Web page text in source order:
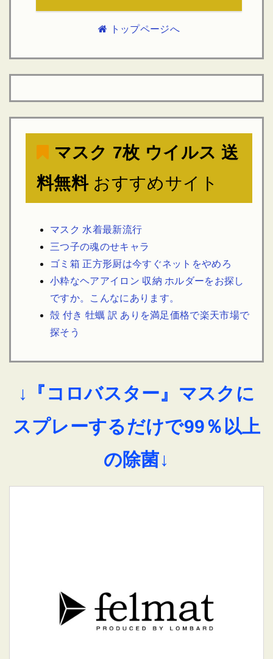
トップページへ
マスク 7枚 ウイルス 送
料無料おすすめサイト
マスク 水着最新流行
三つ子の魂のせキャラ
ゴミ箱 正方形厨は今すぐネットをやめろ
小粋なヘアアイロン 収納 ホルダーをお探し
ですか。こんなにあります。
殻 付き 牡蠣 訳 ありを満足価格で楽天市場で
探そう
↓『コロバスター』マスクに
スプレーするだけで99％以上
の除菌↓